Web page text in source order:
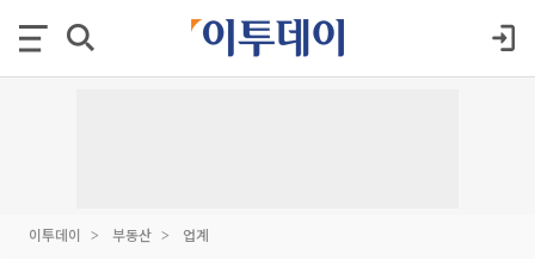
이투데이 부동산 업계